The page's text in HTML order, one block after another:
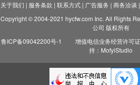
关于我们 | 服务条款 | 联系方式| 广告服务 | 商务洽谈 |
Copyright © 2004-2021 hycfw.com Inc. All Rights
公司 版权所有
鲁ICP备09042200号-1
增值电信业务经营许可
持：MofyiStudio